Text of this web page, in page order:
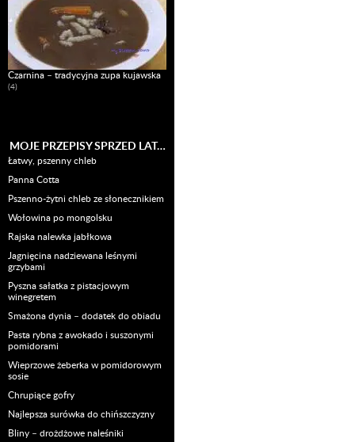
Czarnina – tradycyjna zupa kujawska
(4)
MOJE PRZEPISY SPRZED LAT…
Łatwy, pszenny chleb
Panna Cotta
Pszenno-żytni chleb ze słonecznikiem
Wołowina po mongolsku
Rajska nalewka jabłkowa
Jagnięcina nadziewana leśnymi
grzybami
Pyszna sałatka z pistacjowym
winegretem
Smażona dynia – dodatek do obiadu
Pasta rybna z awokado i suszonymi
pomidorami
Wieprzowe żeberka w pomidorowym
sosie
Chrupiące gofry
Najlepsza surówka do chińszczyzny
Bliny – drożdżowe naleśniki